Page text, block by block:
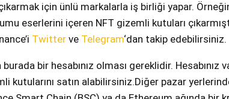
için ünlü markalarla iş birliği yapar.
eserlerini içeren NFT gizemli kutuları
Twitter ve Telegram‘dan takip edebilirsiniz.
bir hesabınız olması gereklidir. Hesabınız
kutularını satın alabilirsiniz.Diğer pazar